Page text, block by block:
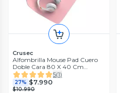
Crusec
Alfombrilla Mouse Pad Cuero
Doble Cara 80 X 40 Cm
Impermeable5(1)
27% $7.990
$10.990